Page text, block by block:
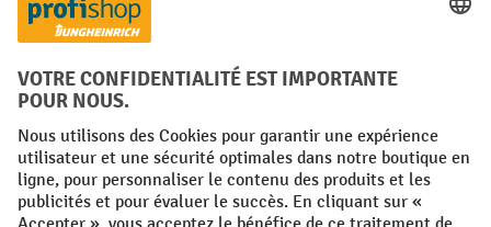
FR NL
Conditions générales Mentions légales
Protection des Données Politique de cookies